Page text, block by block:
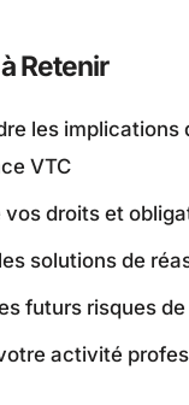
Retenir
les implications
VTC
vos droits et
solutions de
futurs risques
activité